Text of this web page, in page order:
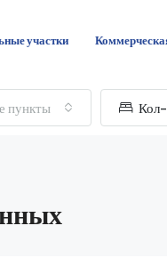
участки
пункты